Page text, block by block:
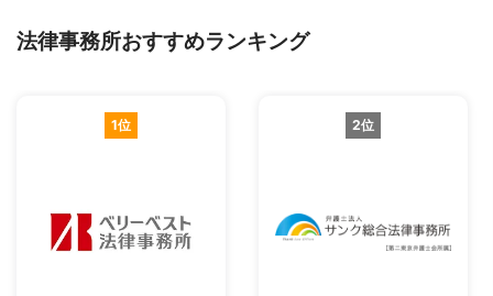
法律事務所おすすめランキング
1位 2位